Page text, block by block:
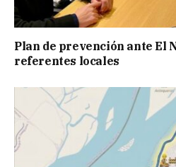
Plan de prevención ante El
referentes locales